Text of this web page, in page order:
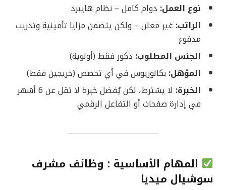
نوع العمل: دوام كامل – نظام هايبرد
الراتب: غير معلن – ولكن يتضمن مزايا تأمينية وتدريب
مدفوع
الجنس المطلوب: ذكور فقط (أولوية)
المؤهل: بكالوريوس في أي تخصص (خريجين فقط)
الخبرة:
لا يشترط، لكن يُفضل خبرة لا تقل عن 6 أشهر
في إدارة صفحات أو التفاعل الرقمي
المهام الأساسية : وظائف مشرف
سوشيال ميديا